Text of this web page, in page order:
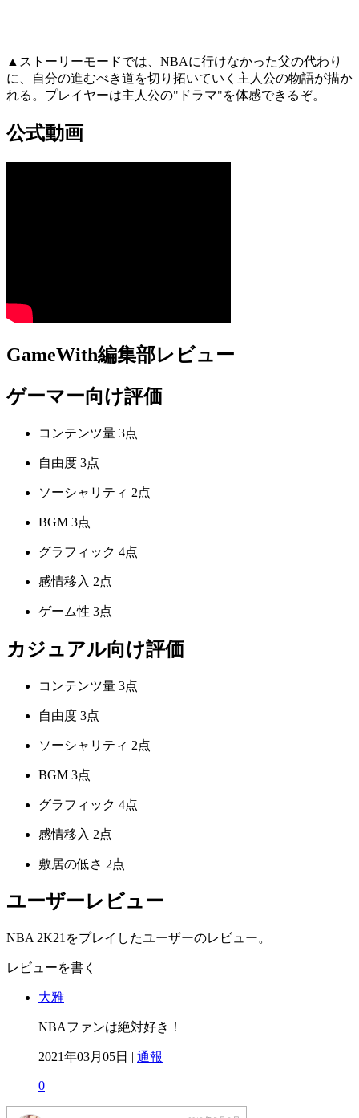
▲ストーリーモードでは、NBAに行けなかった父の代わり
に、自分の進むべき道を切り拓いていく主人公の物語が描か
れる。プレイヤーは主人公の"ドラマ"を体感できるぞ。
公式動画
GameWith編集部レビュー
ゲーマー向け評価
コンテンツ量 3点
自由度 3点
ソーシャリティ 2点
BGM 3点
グラフィック 4点
感情移入 2点
ゲーム性 3点
カジュアル向け評価
コンテンツ量 3点
自由度 3点
ソーシャリティ 2点
BGM 3点
グラフィック 4点
感情移入 2点
敷居の低さ 2点
ユーザーレビュー
NBA 2K21をプレイしたユーザーのレビュー。
レビューを書く
大雅
NBAファンは絶対好き！
2021年03月05日 | 通報
0